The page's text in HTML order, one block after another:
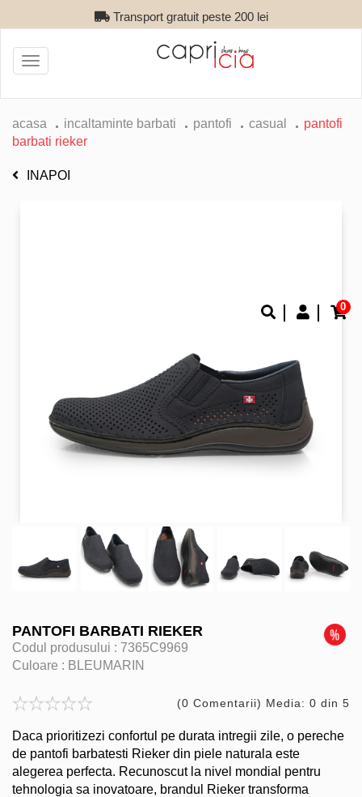
Transport gratuit peste 200 lei
0
Toggle
navigation
acasa incaltaminte barbati pantofi casual
pantofi
barbati rieker
INAPOI
PANTOFI BARBATI RIEKER
Codul produsului : 7365C9969
Culoare : BLEUMARIN
(0 Comentarii) Media: 0 din 5
Daca prioritizezi confortul pe durata intregii zile, o pereche
de pantofi barbatesti Rieker din piele naturala este
alegerea perfecta. Recunoscut la nivel mondial pentru
tehnologia sa inovatoare, brandul Rieker transforma